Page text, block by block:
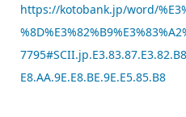
https://kotobank.jp/word/
E8.AA.9E.E8.BE.9E.E5.85.B8